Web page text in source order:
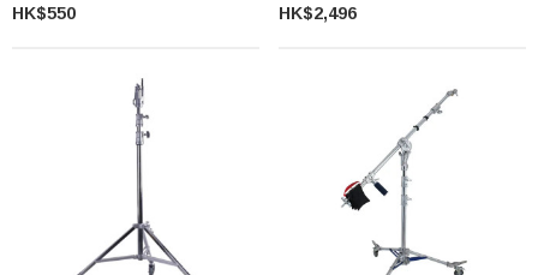
HK$550 HK$2,496